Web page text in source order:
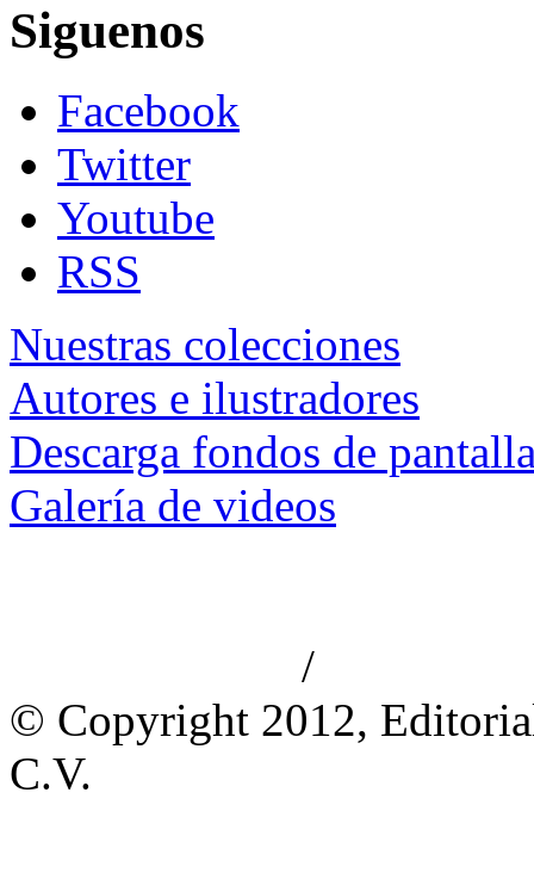
Siguenos
Facebook
Twitter
Youtube
RSS
Nuestras colecciones
Autores e ilustradores
Descarga fondos de
Galería de videos
/
© Copyright 2012,
C.V.